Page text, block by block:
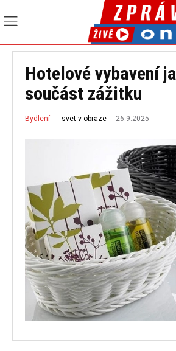
Hotelové vybavení
součást zážitku
Bydlení svet v obraze 26.9.2025